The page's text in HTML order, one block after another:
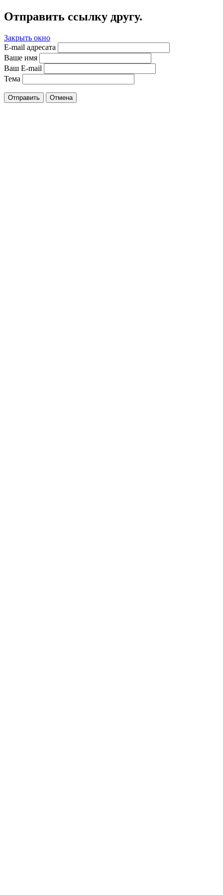
Отправить ссылку другу.
Закрыть окно
E-mail адресата
Ваше имя
Ваш E-mail
Тема
Отправить Отмена